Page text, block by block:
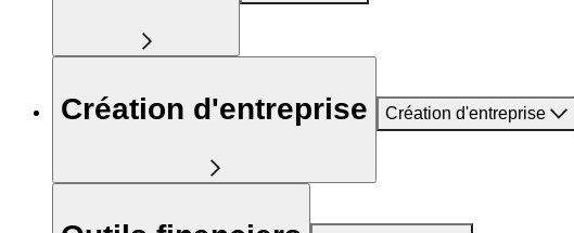
Création d'entreprise Création d'entreprise